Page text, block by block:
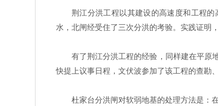
荆江分洪工程以其建设的高速度和工程的
水，北闸经受住了三次分洪的考验。实践证明
有了荆江分洪工程的经验，同样建在平原地
快提上议事日程，文伏波参加了该工程的查勘
杜家台分洪闸对软弱地基的处理方法是：在